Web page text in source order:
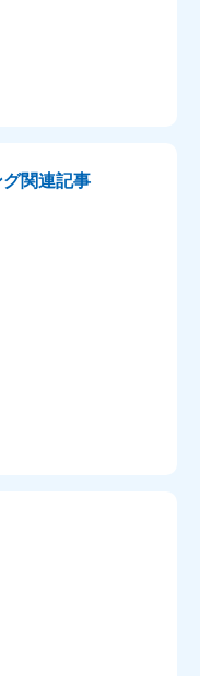
関連記事